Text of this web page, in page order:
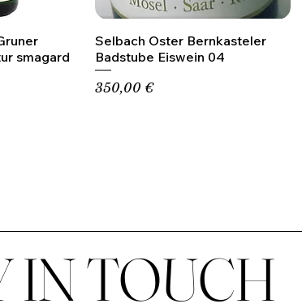
smagard
Selbach Oster Bernkasteler
Badstube Eiswein 04
Precio
350,00 €
IN TOUCH